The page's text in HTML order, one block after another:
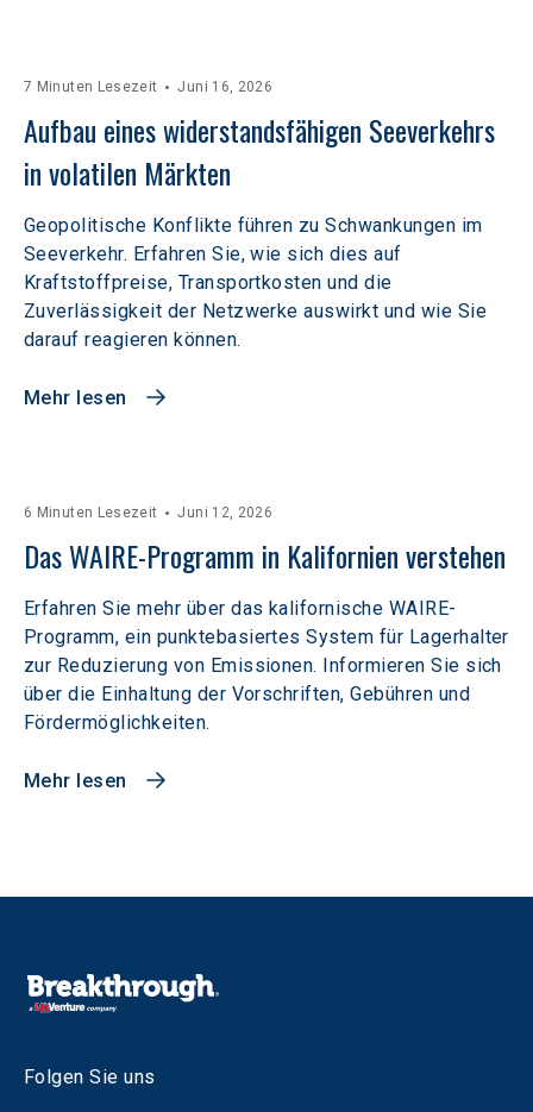
7 Minuten Lesezeit Juni 16, 2026
Aufbau eines widerstandsfähigen Seeverkehrs
in volatilen Märkten
Geopolitische Konflikte führen zu Schwankungen im
Seeverkehr. Erfahren Sie, wie sich dies auf
Kraftstoffpreise, Transportkosten und die
Zuverlässigkeit der Netzwerke auswirkt und wie Sie
darauf reagieren können.
Mehr lesen
6 Minuten Lesezeit Juni 12, 2026
Das WAIRE-Programm in Kalifornien verstehen
Erfahren Sie mehr über das kalifornische WAIRE-
Programm, ein punktebasiertes System für Lagerhalter
zur Reduzierung von Emissionen. Informieren Sie sich
über die Einhaltung der Vorschriften, Gebühren und
Fördermöglichkeiten.
Mehr lesen
Folgen Sie uns